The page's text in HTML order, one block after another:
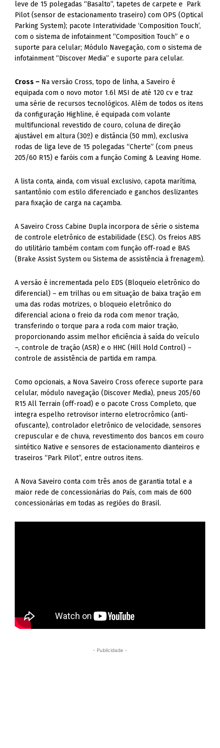
leve de 15 polegadas “Basalto”, tapetes de carpete e Park
Pilot (sensor de estacionamento traseiro) com OPS (Optical
Parking System); pacote Interatividade ‘Composition Touch’,
com o sistema de infotainment “Composition Touch” e o
suporte para celular; Módulo Navegação, com o sistema de
infotainment “Discover Media” e suporte para celular.
Cross – Na versão Cross, topo de linha, a Saveiro é
equipada com o novo motor 1.6l MSI de até 120 cv e traz
uma série de recursos tecnológicos. Além de todos os itens
da configuração Highline, é equipada com volante
multifuncional revestido de couro, coluna de direção
ajustável em altura (30º) e distância (50 mm), exclusiva
rodas de liga leve de 15 polegadas “Cherte” (com pneus
205/60 R15) e faróis com a função Coming & Leaving Home.
A lista conta, ainda, com visual exclusivo, capota marítima,
santantônio com estilo diferenciado e ganchos deslizantes
para fixação de carga na caçamba.
A Saveiro Cross Cabine Dupla incorpora de série o sistema
de controle eletrônico de estabilidade (ESC). Os freios ABS
do utilitário também contam com função off-road e BAS
(Brake Assist System ou Sistema de assistência à frenagem).
A versão é incrementada pelo EDS (Bloqueio eletrônico do
diferencial) – em trilhas ou em situação de baixa tração em
uma das rodas motrizes, o bloqueio eletrônico do
diferencial aciona o freio da roda com menor tração,
transferindo o torque para a roda com maior tração,
proporcionando assim melhor eficiência à saída do veículo
–, controle de tração (ASR) e o HHC (Hill Hold Control) –
controle de assistência de partida em rampa.
Como opcionais, a Nova Saveiro Cross oferece suporte para
celular, módulo navegação (Discover Media), pneus 205/60
R15 All Terrain (off-road) e o pacote Cross Completo, que
integra espelho retrovisor interno eletrocrômico (anti-
ofuscante), controlador eletrônico de velocidade, sensores
crepuscular e de chuva, revestimento dos bancos em couro
sintético Native e sensores de estacionamento dianteiros e
traseiros “Park Pilot”, entre outros itens.
A Nova Saveiro conta com três anos de garantia total e a
maior rede de concessionárias do País, com mais de 600
concessionárias em todas as regiões do Brasil.
- Publicidade -